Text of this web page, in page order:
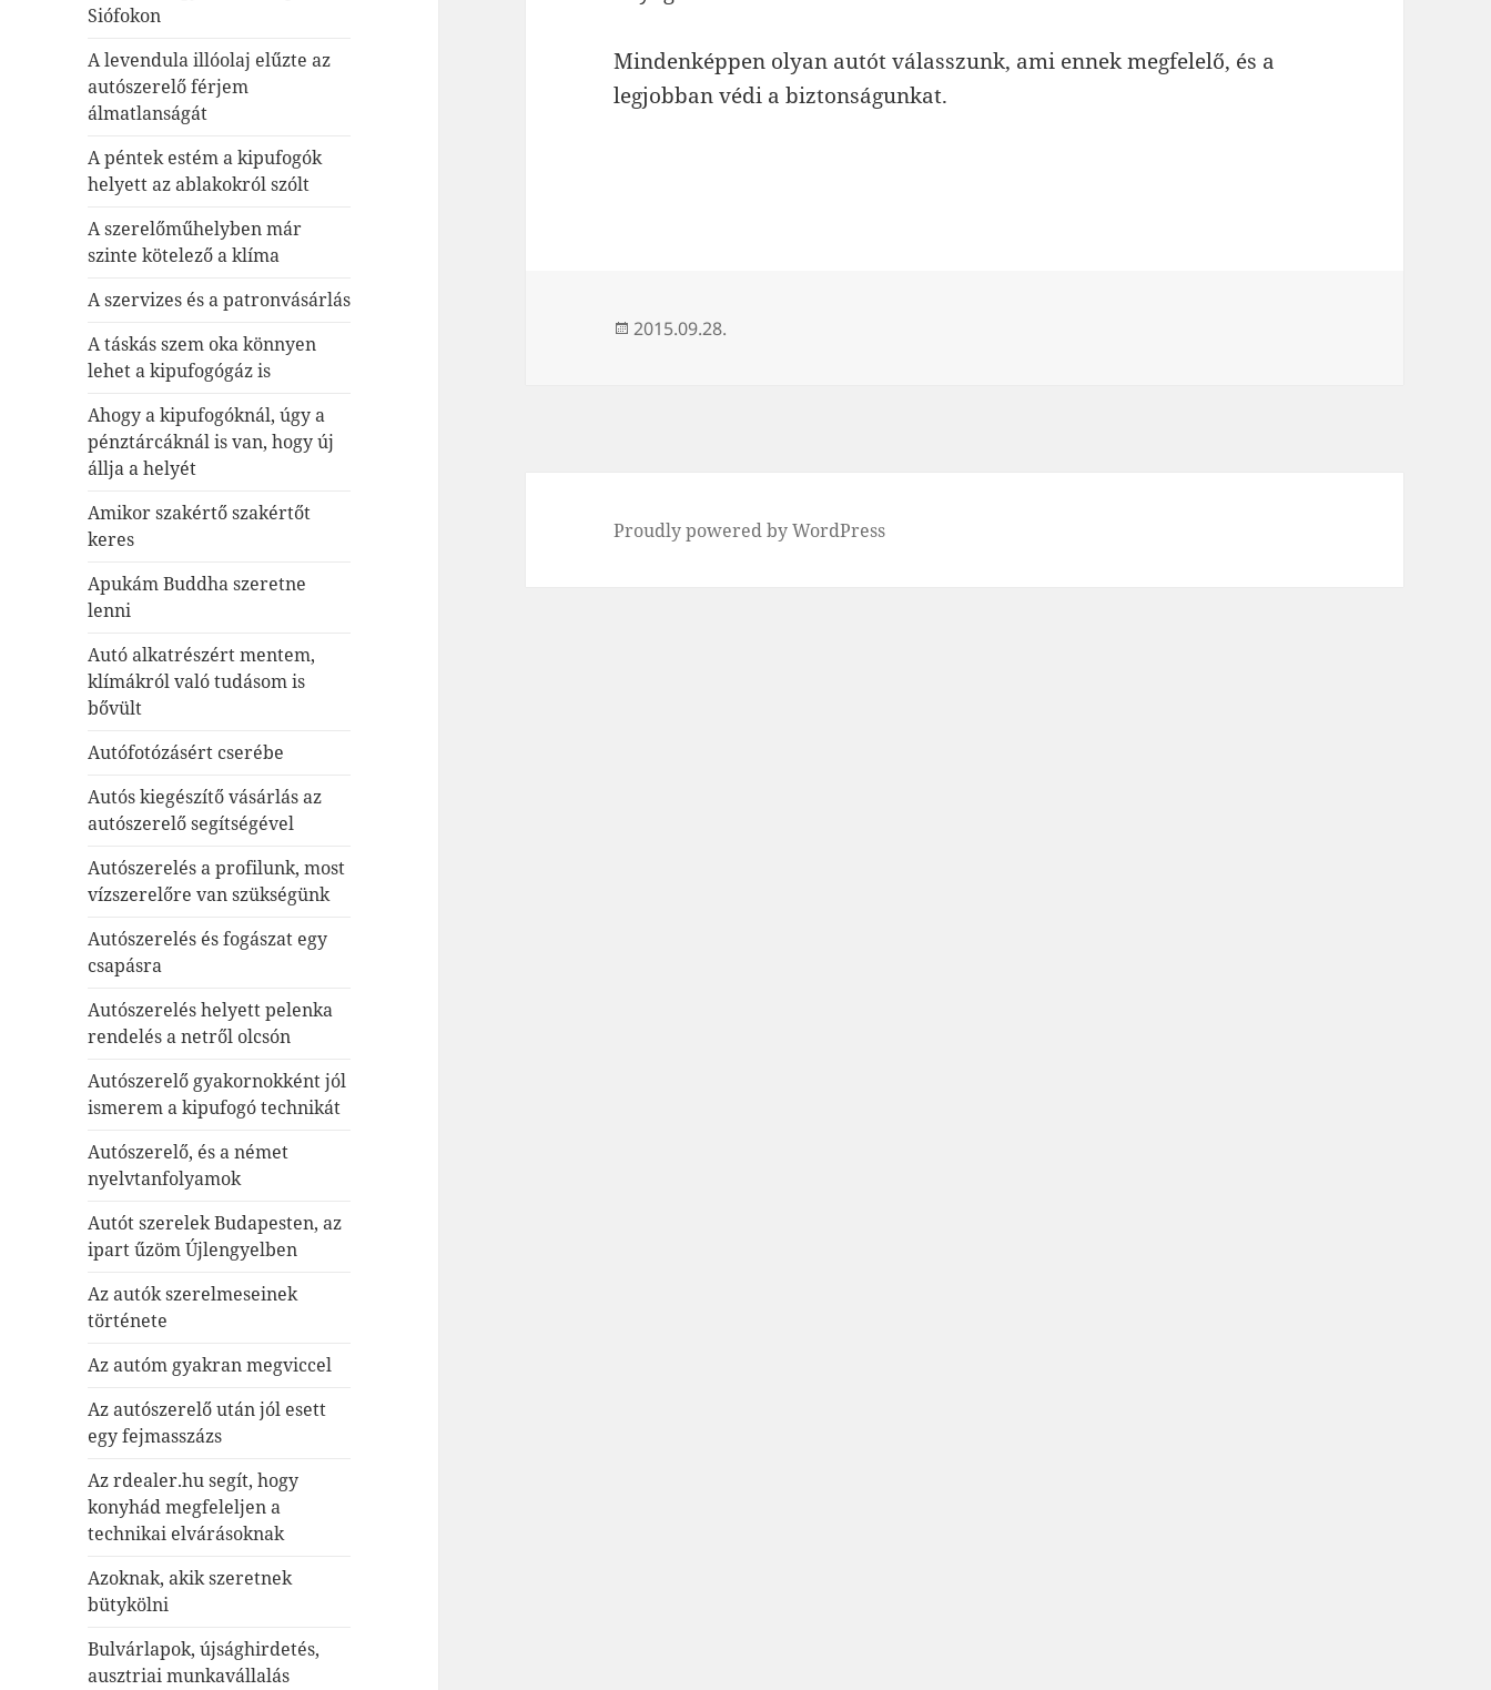
Siófokon
A levendula illóolaj elűzte az
autószerelő férjem
álmatlanságát
A péntek estém a kipufogók
helyett az ablakokról szólt
A szerelőműhelyben már
szinte kötelező a klíma
A szervizes és a patronvásárlás
A táskás szem oka könnyen
lehet a kipufogógáz is
Ahogy a kipufogóknál, úgy a
pénztárcáknál is van, hogy új
állja a helyét
Amikor szakértő szakértőt
keres
Apukám Buddha szeretne
lenni
Autó alkatrészért mentem,
klímákról való tudásom is
bővült
Autófotózásért cserébe
Autós kiegészítő vásárlás az
autószerelő segítségével
Autószerelés a profilunk, most
vízszerelőre van szükségünk
Autószerelés és fogászat egy
csapásra
Autószerelés helyett pelenka
rendelés a netről olcsón
Autószerelő gyakornokként jól
ismerem a kipufogó technikát
Autószerelő, és a német
nyelvtanfolyamok
Autót szerelek Budapesten, az
ipart űzöm Újlengyelben
Az autók szerelmeseinek
története
Az autóm gyakran megviccel
Az autószerelő után jól esett
egy fejmasszázs
Az rdealer.hu segít, hogy
konyhád megfeleljen a
technikai elvárásoknak
Azoknak, akik szeretnek
bütykölni
Bulvárlapok, újsághirdetés,
ausztriai munkavállalás
Mindenképpen olyan autót válasszunk, ami ennek megfelelő, és a
legjobban védi a biztonságunkat.
Közzétéve
2015.09.28.
Proudly powered by WordPress